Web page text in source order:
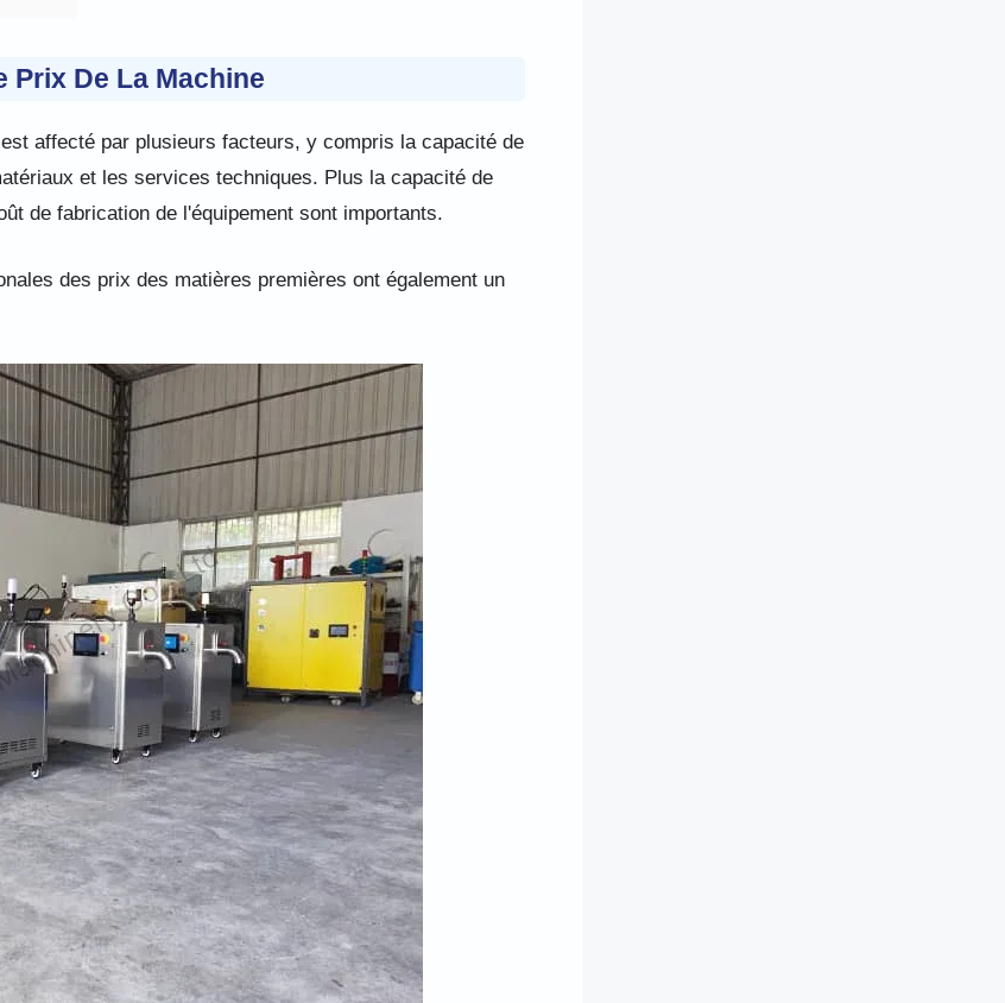
De La Machine
est affecté par plusieurs facteurs, y compris la capacité de
et les services techniques. Plus la capacité de
de fabrication de l'équipement sont importants.
des prix des matières premières ont également un